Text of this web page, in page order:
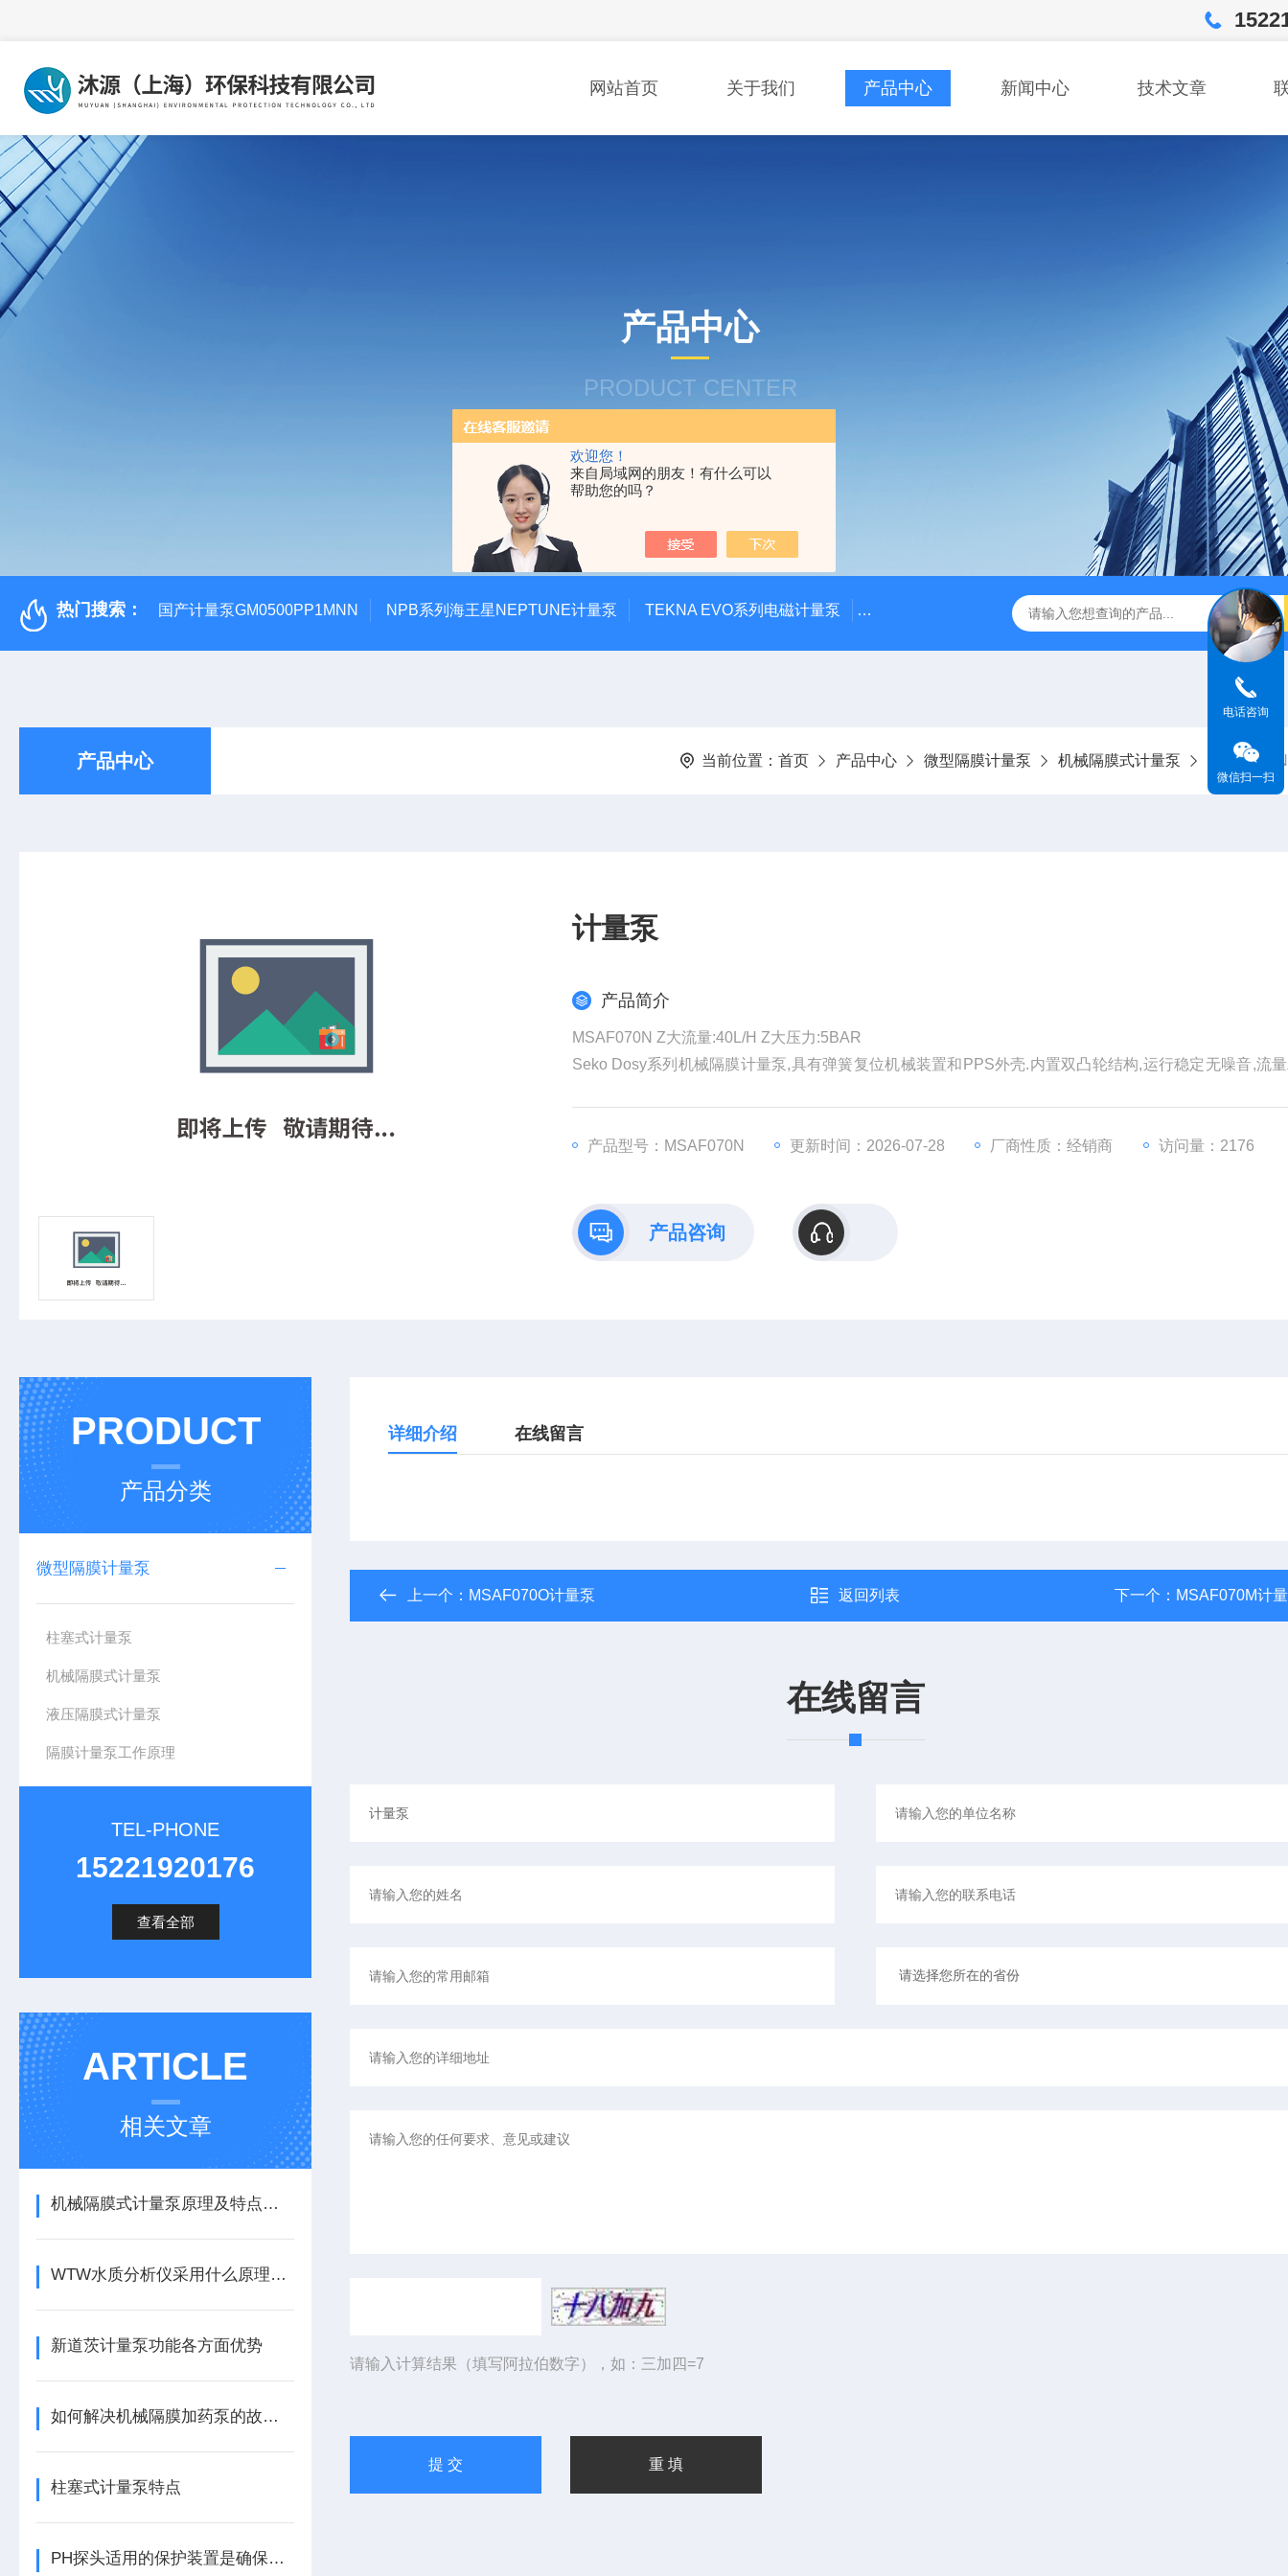
欢迎您！
来自局域网的朋友！有什么可以
帮助您的吗？
网站首页 关于我们 产品中心 新闻中心 技术文章
产品中心
PRODUCT CENTER
热门搜索： 国产计量泵GM0500PP1MNN NPB系列海王星NEPTUNE计量泵 TEKNA EVO系列电磁计量泵 脉冲阻尼器 NPB0330PQ1MNN海王星Neptune计量泵/美
产品中心 当前位置： 首页 产品中心 微型隔膜计量泵 机械隔膜式计量泵
计量泵
产品简介
MSAF070N Z大流量:40L/H Z大压力:5BAR
Seko Dosy系列机械隔膜计量泵,具有弹簧复位机械装置和PPS外壳.内置双凸轮结构,运行稳定无噪音,流量精准:
触液端:SS316L PVC泵头
产品型号：MSAF070N 更新时间：2026-07-28 厂商性质：经销商 访问量：2176
产品咨询
PRODUCT
产品分类
微型隔膜计量泵
柱塞式计量泵
机械隔膜式计量泵
液压隔膜式计量泵
隔膜计量泵工作原理
TEL-PHONE
15221920176
查看全部
ARTICLE
相关文章
机械隔膜式计量泵原理及特点应用
WTW水质分析仪采用什么原理，使用时该注意什么？
新道茨计量泵功能各方面优势
如何解决机械隔膜加药泵的故障问题
柱塞式计量泵特点
PH探头适用的保护装置是确保精准测量的关键
详细介绍 在线留言
上一个： MSAF070O计量泵 返回列表 下一个： MSAF070M计
在线留言
请输入计算结果（填写阿拉伯数字），如：三加四=7
电话咨询
微信扫一扫